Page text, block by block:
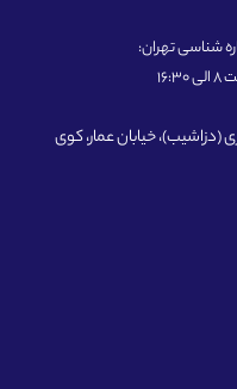
شناسی تهران:
خیابان عمار، کوی